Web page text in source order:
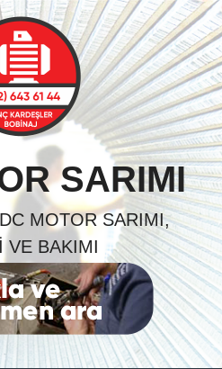
SARIMI
MOTOR SARIMI,
VE BAKIMI